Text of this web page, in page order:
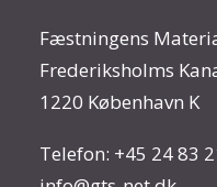
Fæstningens
Frederiksholms
1220 København K
Telefon: +45 24 83